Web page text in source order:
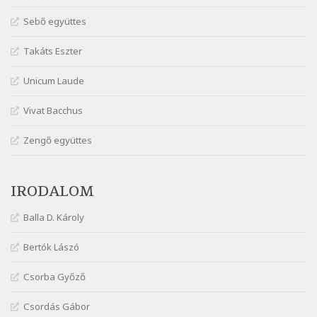
Márai Sándor: Együgyű vers gyorsvonatban
Szélkiáltó
Szélkiáltó
Márai Sándor: Hol vagyok?
Szélkiáltó
Márai Sándor: Ujjgyakorlat 8
Márai Sándor: Zsoltár
Mária Sándor: Hallgatás
Szélkiáltó
Sebő együttes
Takáts Eszter
Unicum Laude
Vivat Bacchus
Zengő együttes
IRODALOM
Balla D. Károly
Bertók Lászó
Csorba Győző
Csordás Gábor